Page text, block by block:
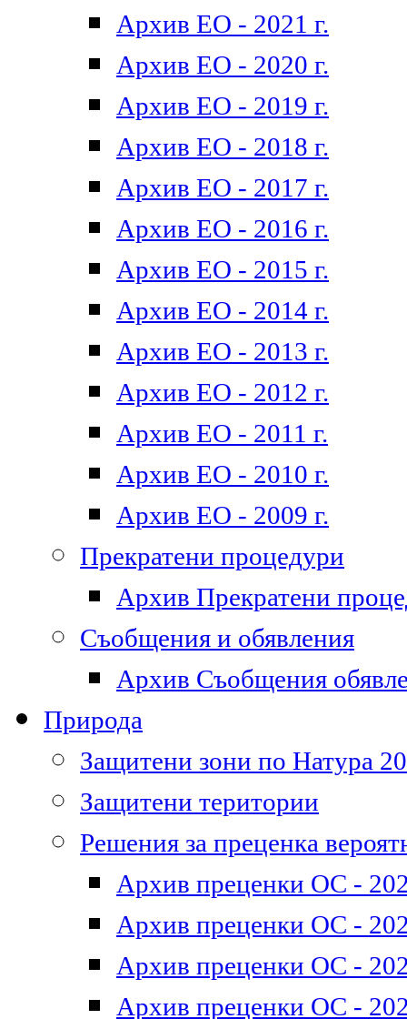
Архив ЕО - 2021 г.
Архив ЕО - 2020 г.
Архив ЕО - 2019 г.
Архив ЕО - 2018 г.
Архив ЕО - 2017 г.
Архив ЕО - 2016 г.
Архив ЕО - 2015 г.
Архив ЕО - 2014 г.
Архив ЕО - 2013 г.
Архив ЕО - 2012 г.
Архив ЕО - 2011 г.
Архив ЕО - 2010 г.
Архив ЕО - 2009 г.
Прекратени процедури
Архив Прекратени
Съобщения и обявления
Архив Съобщения
Природа
Защитени зони по Натура
Защитени територии
Решения за преценка
Архив преценки ОС -
Архив преценки ОС -
Архив преценки ОС -
Архив преценки ОС -